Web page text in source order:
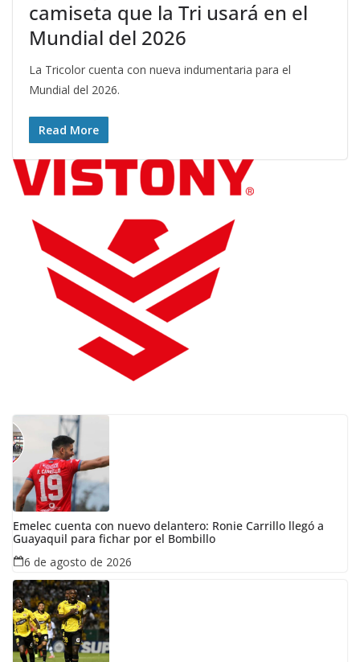
camiseta que la Tri usará en el
Mundial del 2026
La Tricolor cuenta con nueva indumentaria para el
Mundial del 2026.
Read More
Emelec cuenta con nuevo delantero: Ronie Carrillo llegó a
Guayaquil para fichar por el Bombillo
6 de agosto de 2026